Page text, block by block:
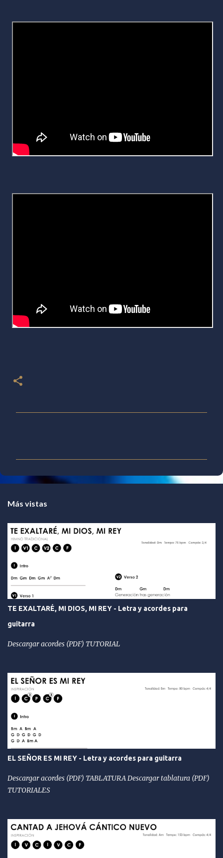
n
r
i
o
s
Más vistas
TE EXALTARÉ, MI DIOS, MI REY - Letra y acordes para
guitarra
Descargar acordes (PDF) TUTORIAL
EL SEÑOR ES MI REY - Letra y acordes para guitarra
Descargar acordes (PDF) TABLATURA Descargar tablatura (PDF)
TUTORIALES